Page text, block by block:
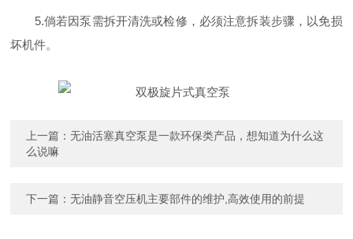
5.倘若因泵需拆开清洗或检修，必须注意拆装步骤，以免损
坏机件。
上一篇：无油活塞真空泵是一款环保类产品，想知道为什么这
么说嘛
下一篇：无油静音空压机主要部件的维护,高效使用的前提